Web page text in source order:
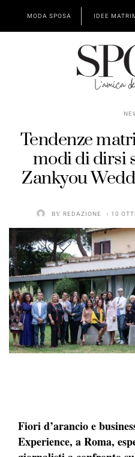
MODA SPOSA IDEE
Tendenze
modi di dirsi
Zankyou
BY REDAZIONE 10
Fiori d’arancio e
Experience, a Roma,